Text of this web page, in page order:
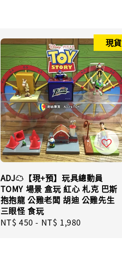
現貨
ADJ☁️【現+預】玩具總動員
TOMY 場景 盒玩 紅心 札克 巴斯
抱抱龍 公雞老闆 胡迪 公雞先生
三眼怪 食玩
Regular
NT$ 450 - NT$ 1,980